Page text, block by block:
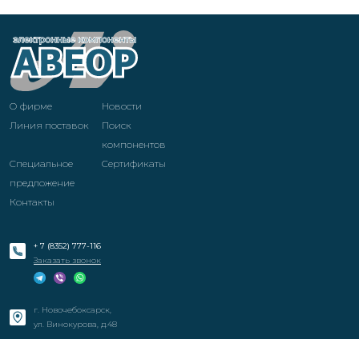
О фирме
Новости
Линия поставок
Поиск
компонентов
Специальное
предложение
Cертификаты
Контакты
+ 7 (8352) 777-116
Заказать звонок
г. Новочебоксарск,
ул. Винокурова, д.48